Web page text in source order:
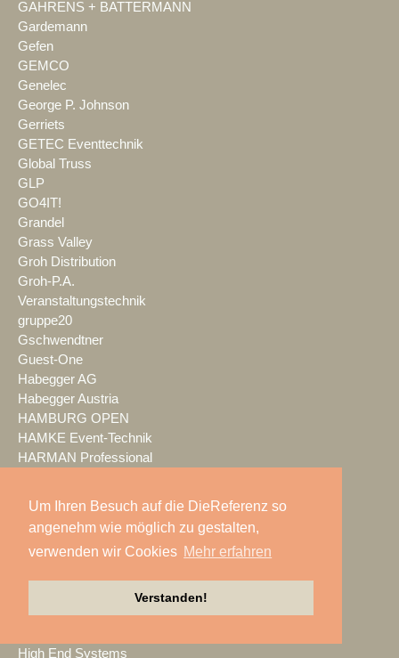
Um Ihren Besuch auf die DieReferenz so
angenehm wie möglich zu gestalten,
verwenden wir Cookies Mehr erfahren
Verstanden!
GAHRENS + BATTERMANN
Gardemann
Gefen
GEMCO
Genelec
George P. Johnson
Gerriets
GETEC Eventtechnik
Global Truss
GLP
GO4IT!
Grandel
Grass Valley
Groh Distribution
Groh-P.A.
Veranstaltungstechnik
gruppe20
Gschwendtner
Guest-One
Habegger AG
Habegger Austria
HAMBURG OPEN
HAMKE Event-Technik
HARMAN Professional
HB-Laser
HDwireless
HELi
High End Systems